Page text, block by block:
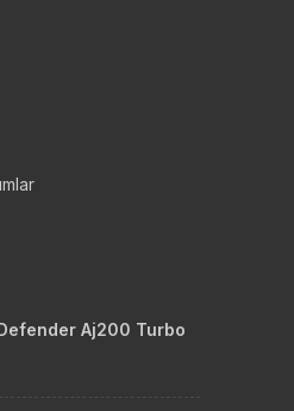
Aj200 Turbo